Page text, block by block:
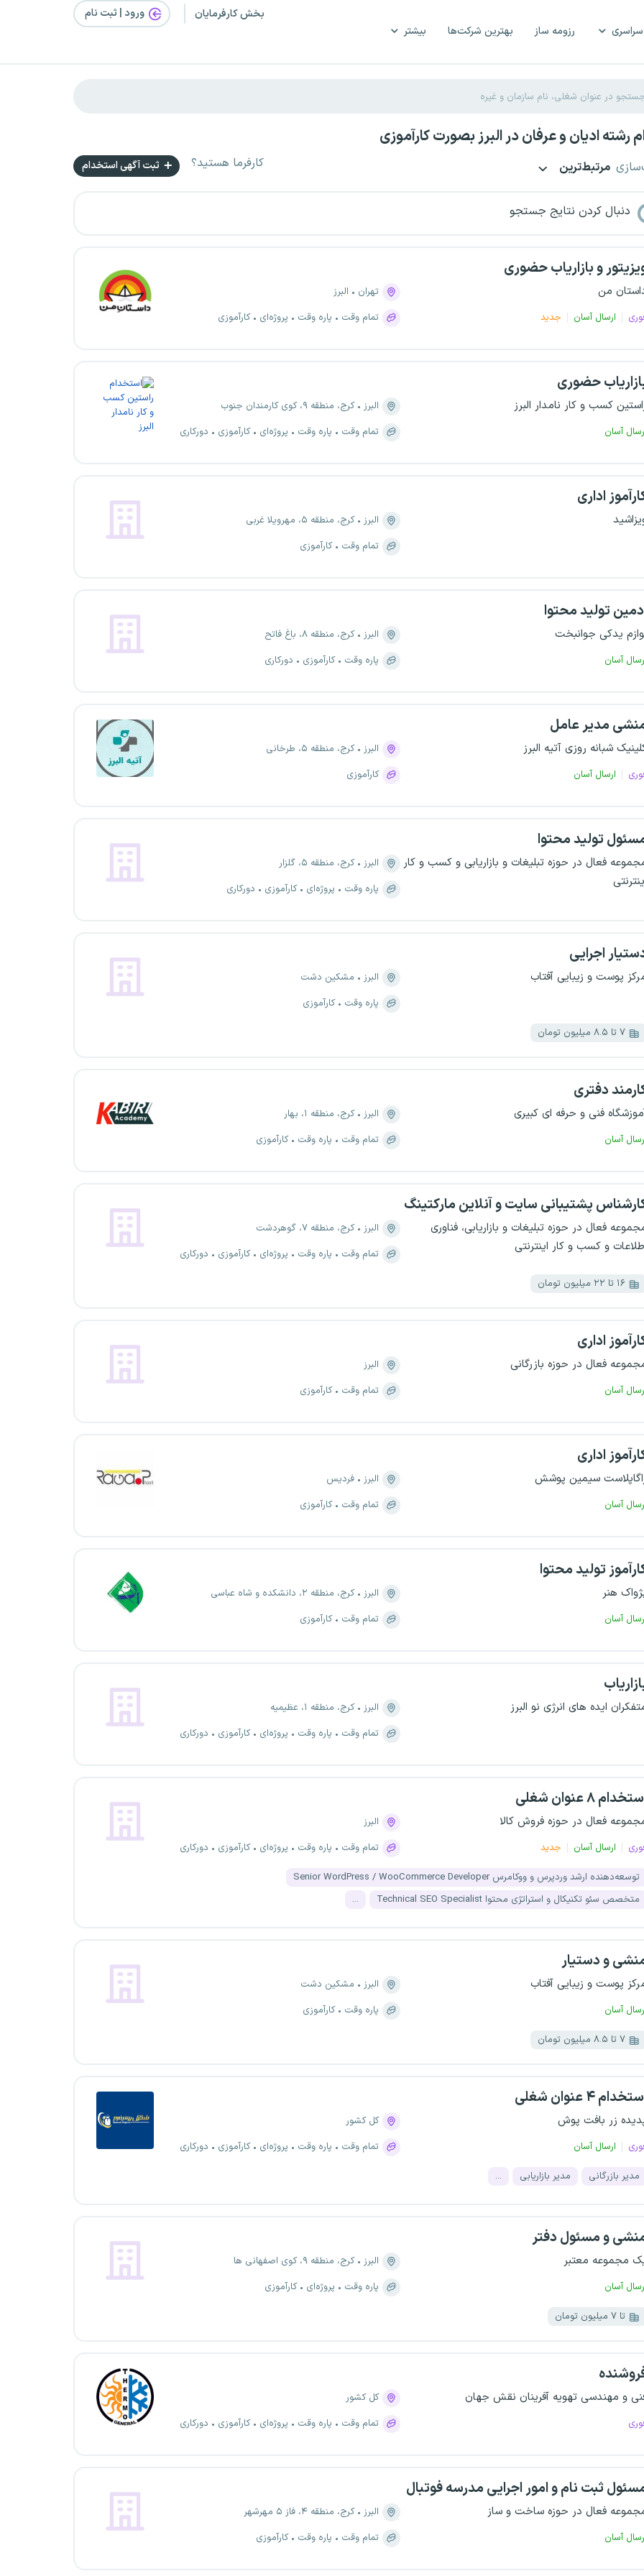
رزومه ساز بهترین شرکت‌ها بیشتر
بخش کارفرمایان ورود | ثبت‌ نام
رشته ادیان و عرفان در البرز بصورت کارآموزی
مرتبط‌ترین کارفرما هستید؟ ثبت آگهی استخدام
دنبال کردن نتایج جستجو
و بازاریاب حضوری
من
ارسال آسان جدید
تهران
البرز
تمام وقت
پاره وقت پروژه‌ای کارآموزی
حضوری
کسب و کار نامدار البرز
آسان
البرز
کرج، منطقه ۹، کوی کارمندان جنوب
تمام وقت
پاره وقت پروژه‌ای کارآموزی دورکاری
اداری
البرز
کرج، منطقه ۵، مهرویلا غربی
تمام وقت
کارآموزی
تولید محتوا
یدکی جوانبخت
آسان
البرز
کرج، منطقه ۸، باغ فاتح
پاره وقت
کارآموزی دورکاری
مدیر عامل
شبانه روزی آتیه البرز
ارسال آسان
البرز
کرج، منطقه ۵، طرخانی
کارآموزی
تولید محتوا
فعال در حوزه تبلیغات و بازاریابی و کسب و کار
البرز
کرج، منطقه ۵، گلزار
پاره وقت
پروژه‌ای کارآموزی دورکاری
اجرایی
پوست و زیبایی آفتاب البرز
مشکین دشت
پاره وقت
کارآموزی
۷ تا ۸.۵ میلیون تومان
دفتری
فنی و حرفه ای کبیری
آسان
البرز
کرج، منطقه ۱، بهار
تمام وقت
پاره وقت کارآموزی
پشتیبانی سایت و آنلاین مارکتینگ
فعال در حوزه تبلیغات و بازاریابی، فناوری
و کسب و کار اینترنتی
البرز
کرج، منطقه ۷، گوهردشت
تمام وقت
پاره وقت پروژه‌ای کارآموزی دورکاری
۱۶ تا ۲۲ میلیون تومان
اداری
فعال در حوزه بازرگانی
آسان
البرز
تمام وقت
کارآموزی
اداری
سیمین پوشش
آسان
البرز
فردیس
تمام وقت
کارآموزی
تولید محتوا
هنر
آسان
البرز
کرج، منطقه ۲، دانشکده و شاه عباسی
تمام وقت
کارآموزی
ایده های انرژی نو البرز البرز
کرج، منطقه ۱، عظیمیه
تمام وقت
پاره وقت پروژه‌ای کارآموزی دورکاری
۸ عنوان شغلی
فعال در حوزه فروش کالا
ارسال آسان جدید
البرز
تمام وقت
پاره وقت پروژه‌ای کارآموزی دورکاری
توسعه‌دهنده ارشد وردپرس و ووکامرس Senior WordPress / WooCommerce Developer
متخصص سئو تکنیکال و استراتژی محتوا Technical SEO Specialist
...
و دستیار
پوست و زیبایی آفتاب
آسان
البرز
مشکین دشت
پاره وقت
کارآموزی
۷ تا ۸.۵ میلیون تومان
۴ عنوان شغلی
زر بافت پوش
ارسال آسان
کل کشور
تمام وقت
پاره وقت پروژه‌ای کارآموزی دورکاری
مدیر بازرگانی مدیر بازاریابی ...
و مسئول دفتر
مجموعه معتبر
آسان
البرز
کرج، منطقه ۹، کوی اصفهانی ها
پاره وقت
پروژه‌ای کارآموزی
تا ۷ میلیون تومان
و مهندسی تهویه آفرینان نقش جهان
کل کشور
تمام وقت
پاره وقت پروژه‌ای کارآموزی دورکاری
ثبت‌ نام و امور اجرایی مدرسه فوتبال
فعال در حوزه ساخت و ساز
آسان
البرز
کرج، منطقه ۴، فاز ۵ مهرشهر
تمام وقت
پاره وقت کارآموزی